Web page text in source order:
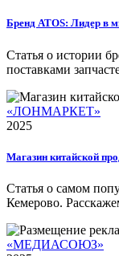
Бренд ATOS: Лидер в
Статья о истории
поставками
«ЛОНМАРКЕТ»
2025
Магазин китайской
Статья о самом
Кемерово.
«МЕДИАСОЮЗ»